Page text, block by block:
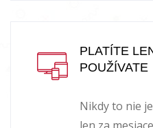
PLATÍTE
POUŽÍVATE
Nikdy to nie